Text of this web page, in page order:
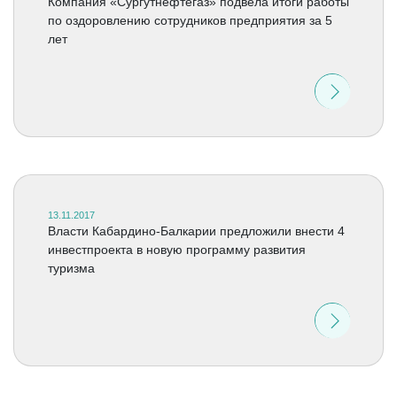
по оздоровлению сотрудников предприятия за 5
лет
13.11.2017
Власти Кабардино-Балкарии предложили внести 4
инвестпроекта в новую программу развития
туризма